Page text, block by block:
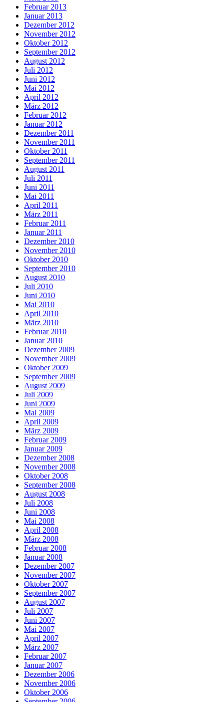
Februar 2013
Januar 2013
Dezember 2012
November 2012
Oktober 2012
September 2012
August 2012
Juli 2012
Juni 2012
Mai 2012
April 2012
März 2012
Februar 2012
Januar 2012
Dezember 2011
November 2011
Oktober 2011
September 2011
August 2011
Juli 2011
Juni 2011
Mai 2011
April 2011
März 2011
Februar 2011
Januar 2011
Dezember 2010
November 2010
Oktober 2010
September 2010
August 2010
Juli 2010
Juni 2010
Mai 2010
April 2010
März 2010
Februar 2010
Januar 2010
Dezember 2009
November 2009
Oktober 2009
September 2009
August 2009
Juli 2009
Juni 2009
Mai 2009
April 2009
März 2009
Februar 2009
Januar 2009
Dezember 2008
November 2008
Oktober 2008
September 2008
August 2008
Juli 2008
Juni 2008
Mai 2008
April 2008
März 2008
Februar 2008
Januar 2008
Dezember 2007
November 2007
Oktober 2007
September 2007
August 2007
Juli 2007
Juni 2007
Mai 2007
April 2007
März 2007
Februar 2007
Januar 2007
Dezember 2006
November 2006
Oktober 2006